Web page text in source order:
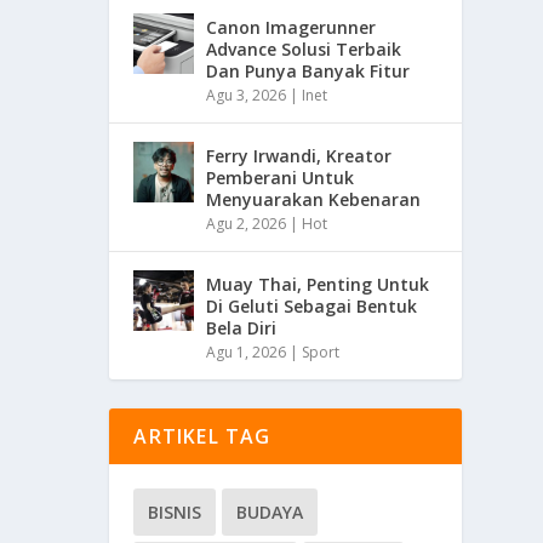
Canon Imagerunner
Advance Solusi Terbaik
Dan Punya Banyak Fitur
Agu 3, 2026 | Inet
Ferry Irwandi, Kreator
Pemberani Untuk
Menyuarakan Kebenaran
Agu 2, 2026 | Hot
Muay Thai, Penting Untuk
Di Geluti Sebagai Bentuk
Bela Diri
Agu 1, 2026 | Sport
ARTIKEL TAG
BISNIS BUDAYA